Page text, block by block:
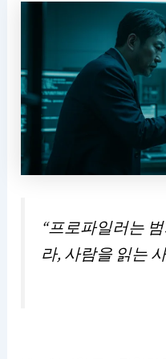
“프로파일러는
라, 사람을 읽는